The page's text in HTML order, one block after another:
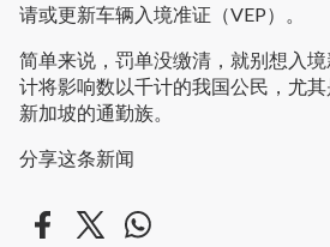
请或更新车辆入境准证（VEP）。
简单来说，罚单没缴清，就别想入
计将影响数以千计的我国公民，尤
新加坡的通勤族。
分享这条新闻